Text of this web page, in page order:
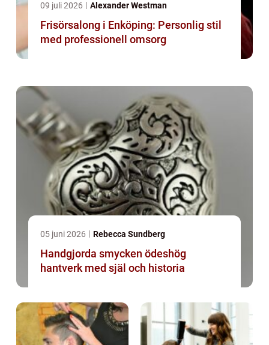
09 juli 2026 Alexander Westman
Frisörsalong i Enköping: Personlig stil
med professionell omsorg
05 juni 2026 Rebecca Sundberg
Handgjorda smycken ödeshög
hantverk med själ och historia